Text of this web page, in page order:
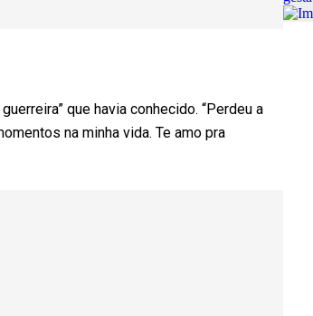
que havia conhecido. “Perdeu a
na minha vida. Te amo pra